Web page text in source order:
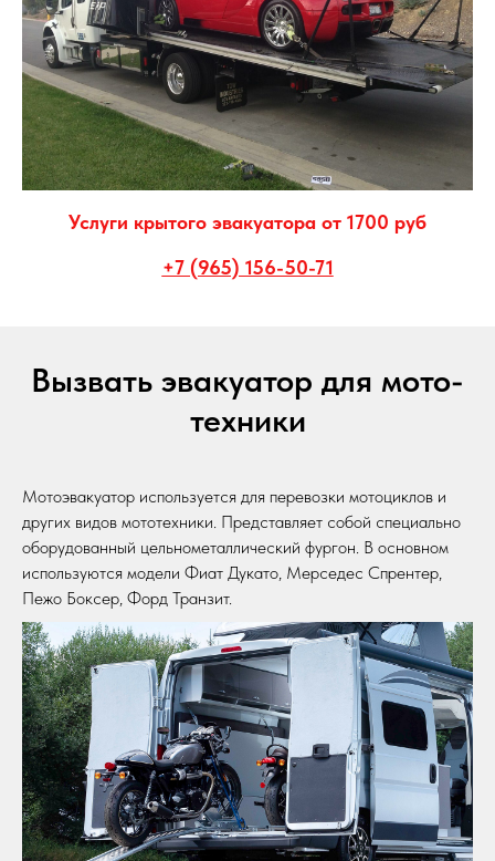
Услуги крытого эвакуатора от 1700 руб
+7 (965) 156-50-71
Вызвать эвакуатор для мото-
техники
Мотоэвакуатор используется для перевозки мотоциклов и
других видов мототехники. Представляет собой специально
оборудованный цельнометаллический фургон. В основном
используются модели Фиат Дукато, Мерседес Спрентер,
Пежо Боксер, Форд Транзит.